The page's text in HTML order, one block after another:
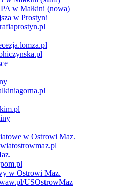
w Małkini (nowa)
w Prostyni
w Ostrowi Maz.
w Ostrowi Maz.
USOstrowMaz